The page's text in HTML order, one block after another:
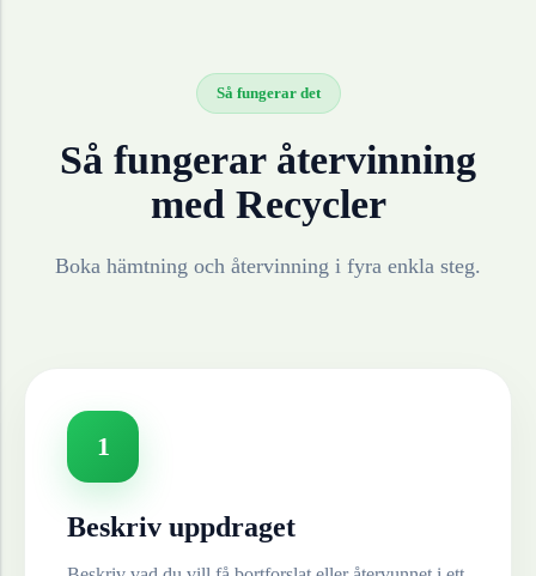
Så fungerar det
Så fungerar återvinning
med Recycler
Boka hämtning och återvinning i fyra enkla steg.
1
Beskriv uppdraget